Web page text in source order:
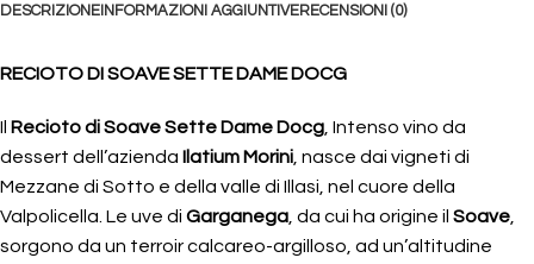
DESCRIZIONEINFORMAZIONI AGGIUNTIVERECENSIONI (0)
RECIOTO DI SOAVE SETTE DAME DOCG
Il Recioto di Soave Sette Dame Docg , Intenso vino da
dessert dell’azienda Ilatium Morini , nasce dai vigneti di
Mezzane di Sotto e della valle di Illasi, nel cuore della
Valpolicella. Le uve di Garganega , da cui ha origine il Soave
sorgono da un terroir calcareo-argilloso, ad un’altitudine